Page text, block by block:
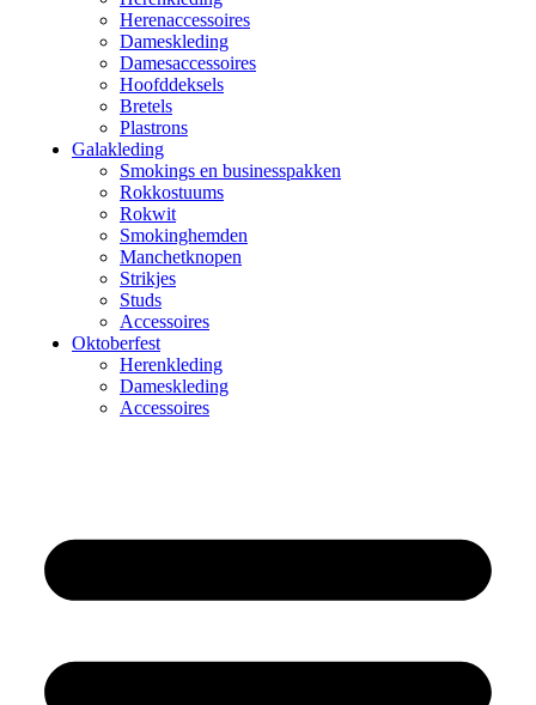
Herenaccessoires
Dameskleding
Damesaccessoires
Hoofddeksels
Bretels
Plastrons
Galakleding
Smokings en businesspakken
Rokkostuums
Rokwit
Smokinghemden
Manchetknopen
Strikjes
Studs
Accessoires
Oktoberfest
Herenkleding
Dameskleding
Accessoires